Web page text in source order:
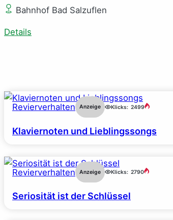
Bahnhof Bad Salzuflen
Details
Revierverhalten Anzeige Klicks: 2499
Klaviernoten und Lieblingssongs
Revierverhalten Anzeige Klicks: 2790
Seriosität ist der Schlüssel